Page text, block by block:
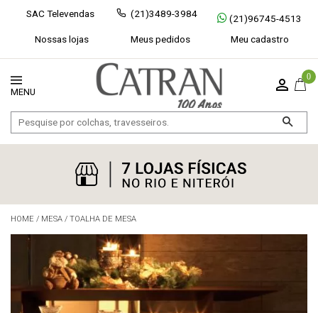
SAC Televendas (21)3489-3984
(21)96745-4513
Nossas lojas
Meus pedidos Meu cadastro
0
Exibir todos Fechar [×]
HOME / MESA / TOALHA DE MESA